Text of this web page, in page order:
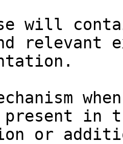
will
relevant
in
or